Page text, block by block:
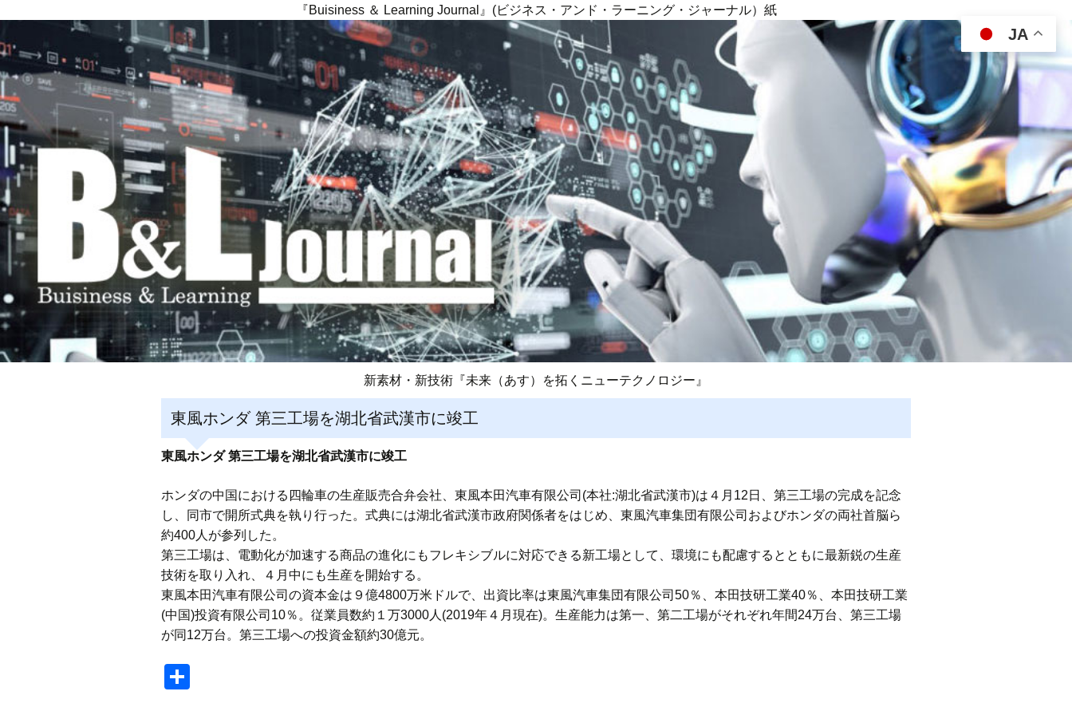
『Buisiness ＆ Learning Journal』(ビジネス・アンド・ラーニング・ジャーナル）紙
新素材・新技術『未来（あす）を拓くニューテクノロジー』
東風ホンダ 第三工場を湖北省武漢市に竣工
東風ホンダ 第三工場を湖北省武漢市に竣工
ホンダの中国における四輪車の生産販売合弁会社、東風本田汽車有限公司(本社:湖北省武漢市)は４月12日、第三工場の完成を記念
し、同市で開所式典を執り行った。式典には湖北省武漢市政府関係者をはじめ、東風汽車集団有限公司およびホンダの両社首脳ら
約400人が参列した。
第三工場は、電動化が加速する商品の進化にもフレキシブルに対応できる新工場として、環境にも配慮するとともに最新鋭の生産
技術を取り入れ、４月中にも生産を開始する。
東風本田汽車有限公司の資本金は９億4800万米ドルで、出資比率は東風汽車集団有限公司50％、本田技研工業40％、本田技研工業
(中国)投資有限公司10％。従業員数約１万3000人(2019年４月現在)。生産能力は第一、第二工場がそれぞれ年間24万台、第三工場
が同12万台。第三工場への投資金額約30億元。
JA